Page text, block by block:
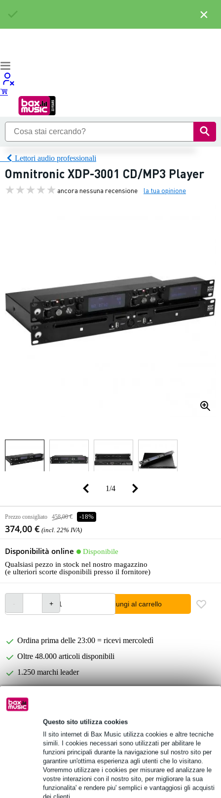
Questo sito utilizza cookies
Il sito internet di Bax Music utilizza cookies e altre tecniche
simili. I cookies necessari sono utilizzati per abilitare le
funzioni principali durante la navigazione sul nostro sito per
garantire un'ottima esperienza agli utenti che lo visitano.
Vorremmo utilizzare i cookies per misurare ed analizzare le
vostre interazioni con il nostro sito, per migliorare la sua
funzionalita' e rendere piu' semplici e vantaggiosi gli acquisti
dei clienti.
Lettori audio professionali
Omnitronic XDP-3001 CD/MP3 Player
ancora nessuna recensione la tua opinione
1/4
Prezzo consigliato 458,00 € -18%
374,00 € (incl. 22% IVA)
Disponibilità online
Disponibile
Qualsiasi pezzo in stock nel nostro magazzino
(e ulteriori scorte disponibili presso il fornitore)
Aggiungi al carrello
Ordina prima delle 23:00 = ricevi mercoledì
Oltre 48.000 articoli disponibili
1.250 marchi leader
18,70 € di premio
Informazioni sul prodotto
Lettore CD/MP3 Omnitronic XDP-3001
alimentazione: C8
gamma di frequenza: 20 - 20000 Hz
×